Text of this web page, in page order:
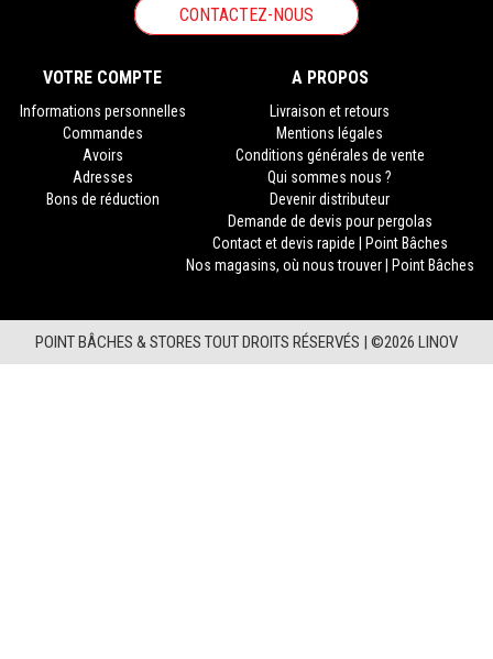
CONTACTEZ-NOUS
VOTRE COMPTE
Informations personnelles
Commandes
Avoirs
Adresses
Bons de réduction
A PROPOS
Livraison et retours
Mentions légales
Conditions générales de vente
Qui sommes nous ?
Devenir distributeur
Demande de devis pour pergolas
Contact et devis rapide | Point Bâches
Nos magasins, où nous trouver | Point Bâches
POINT BÂCHES & STORES TOUT DROITS RÉSERVÉS | ©2026 LINOV